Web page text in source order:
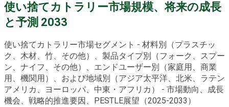
使い捨てカトラリー市場規模、将来の成長
と予測 2033
使い捨てカトラリー市場セグメント - 材料別（プラスチッ
ク、木材、竹、その他）、製品タイプ別（フォーク、スプー
ン、ナイフ、その他）、エンドユーザー別（家庭用、商業
用、機関用）、および地域別（アジア太平洋、北米、ラテン
アメリカ、ヨーロッパ、中東・アフリカ） - 市場動向、成長
機会、戦略的推進要因、PESTLE展望（2025-2033）